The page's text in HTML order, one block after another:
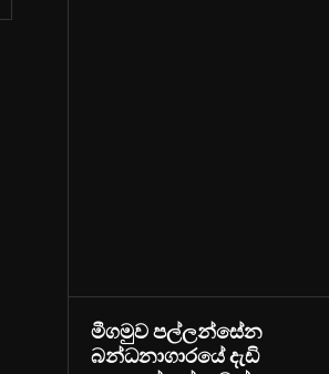
මීගමුව පල්ලන්සේන
බන්ධනාගාරයේ දැඩි